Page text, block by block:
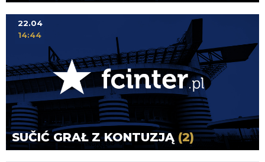
SUČIĆ GRAŁ Z KONTUZJĄ(2)
22.04
14:44